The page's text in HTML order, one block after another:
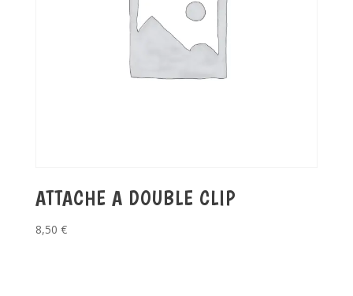
ATTACHE A DOUBLE CLIP
8,50 €